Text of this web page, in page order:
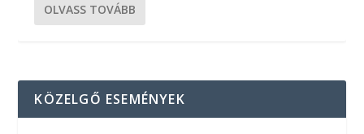
OLVASS TOVÁBB
KÖZELGŐ ESEMÉNYEK